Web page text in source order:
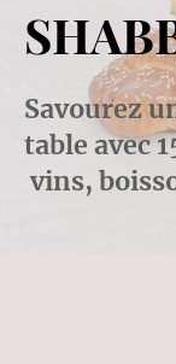
Savourez
table avec
vins,